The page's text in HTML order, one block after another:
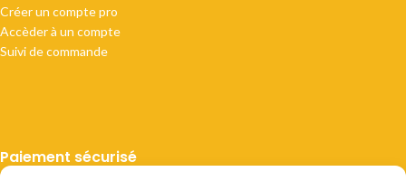
Créer un compte pro
Accèder à un compte
Suivi de commande
Paiement sécurisé